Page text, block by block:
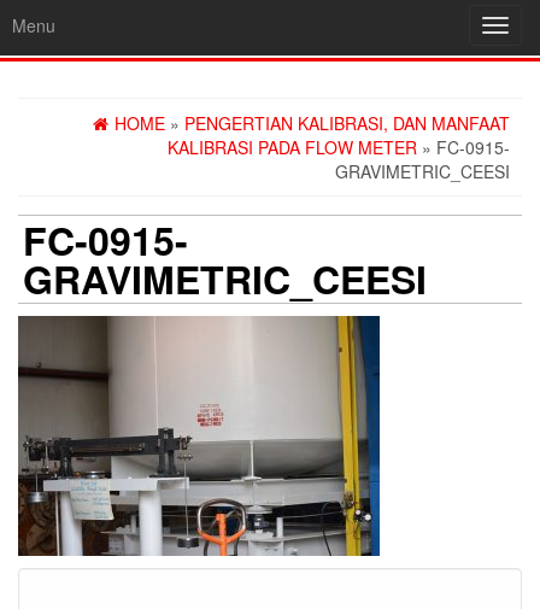
Menu
HOME » PENGERTIAN KALIBRASI, DAN MANFAAT
KALIBRASI PADA FLOW METER » FC-0915-
GRAVIMETRIC_CEESI
FC-0915-
GRAVIMETRIC_CEESI